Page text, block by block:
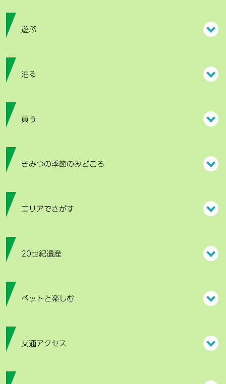
遊ぶ
泊る
買う
きみつの季節のみどころ
エリアでさがす
20世紀遺産
ペットと楽しむ
交通アクセス